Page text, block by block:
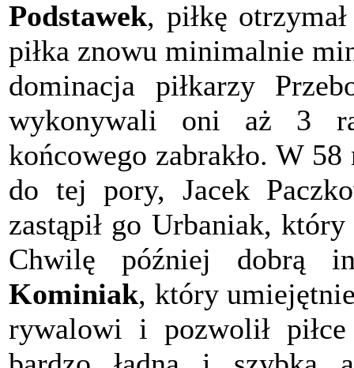
Podstawek, piłkę
piłka znowu minimalnie
dominacja piłkarzy
wykonywali oni aż 3
końcowego zabrakło. W
do tej pory, Jacek
zastąpił go Urbaniak,
Chwilę później dobrą
Kominiak, który
rywalowi i pozwolił